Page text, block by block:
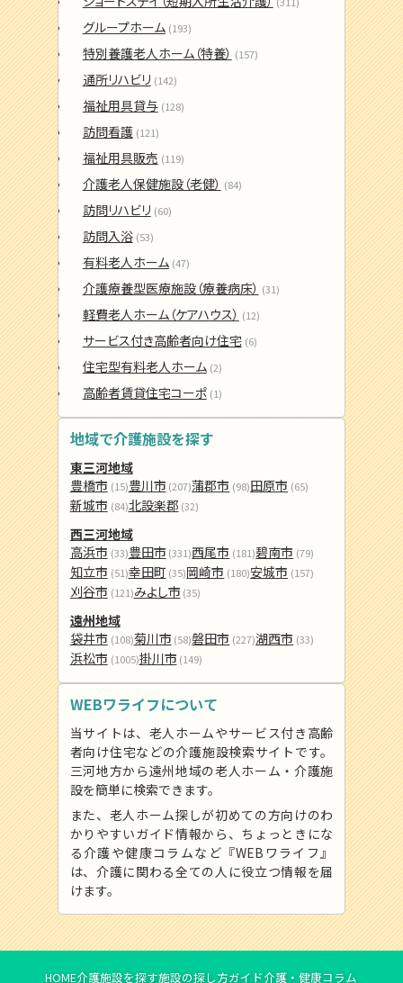
グループホーム (193)
特別養護老人ホーム（特養） (157)
通所リハビリ (142)
福祉用具貸与 (128)
訪問看護 (121)
福祉用具販売 (119)
介護老人保健施設（老健） (84)
訪問リハビリ (60)
訪問入浴 (53)
有料老人ホーム (47)
介護療養型医療施設（療養病床） (31)
軽費老人ホーム（ケアハウス） (12)
サービス付き高齢者向け住宅 (6)
住宅型有料老人ホーム (2)
高齢者賃貸住宅コーポ (1)
地域で介護施設を探す
東三河地域
豊橋市 (15)豊川市 (207)蒲郡市 (98)田原市 (65)
新城市 (84)北設楽郡 (32)
西三河地域
高浜市 (33)豊田市 (331)西尾市 (181)碧南市 (79)
知立市 (51)幸田町 (35)岡崎市 (180)安城市 (157)
刈谷市 (121)みよし市 (35)
遠州地域
袋井市 (108)菊川市 (58)磐田市 (227)湖西市 (33)
浜松市 (1005)掛川市 (149)
WEBワライフについて
当サイトは、老人ホームやサービス付き高齢
者向け住宅などの介護施設検索サイトです。
三河地方から遠州地域の老人ホーム・介護施
設を簡単に検索できます。
また、老人ホーム探しが初めての方向けのわ
かりやすいガイド情報から、ちょっときにな
る介護や健康コラムなど『WEBワライフ』
は、介護に関わる全ての人に役立つ情報を届
けます。
HOME介護施設を探す施設の探し方ガイド介護・健康コラム